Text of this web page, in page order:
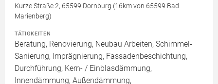
Kurze Straße 2, 65599 Dornburg (16km von 65599 Bad
Marienberg)
TÄTIGKEITEN
Beratung, Renovierung, Neubau Arbeiten, Schimmel-
Sanierung, Imprägnierung, Fassadenbeschichtung,
Durchführung, Kern- / Einblasdämmung,
Innendämmung, Außendämmung,